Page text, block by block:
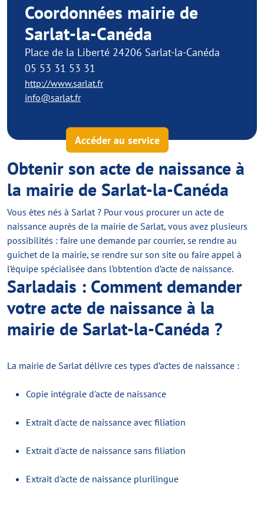
Coordonnées mairie de
Sarlat-la-Canéda
Place de la Liberté 24206 Sarlat-la-Canéda
05 53 31 53 31
http://www.sarlat.fr
info@sarlat.fr
Accéder au service
Obtenir son acte de naissance à
la mairie de Sarlat-la-Canéda
Vous êtes nés à Sarlat ? Pour vous procurer un acte de
naissance auprès de la mairie de Sarlat, vous avez plusieurs
possibilités : faire une demande par courrier, se rendre au
guichet de la mairie, se rendre sur son site ou faire appel à
l’équipe spécialisée dans l’obtention d’acte de naissance.
Sarladais : Comment demander
votre acte de naissance à la
mairie de Sarlat-la-Canéda ?
La mairie de Sarlat délivre ces types d’actes de naissance :
Copie intégrale d'acte de naissance
Extrait d'acte de naissance avec filiation
Extrait d'acte de naissance sans filiation
Extrait d'acte de naissance plurilingue